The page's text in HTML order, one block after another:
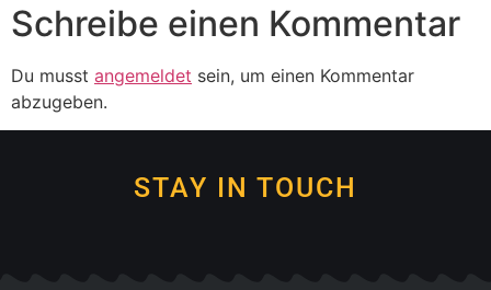
Schreibe einen Kommentar
Du musst angemeldet sein, um einen Kommentar
abzugeben.
STAY IN TOUCH